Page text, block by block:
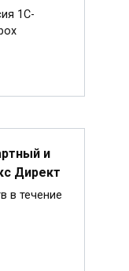
1C-
и
Директ
в течение